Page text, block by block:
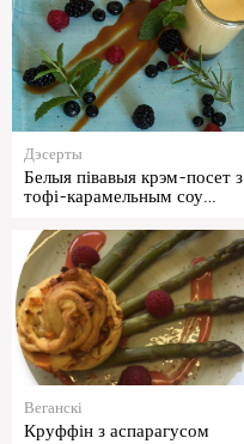
Дэсерты
Белыя півавыя крэм-посет з
тофі-карамельным соу…
Веганскі
Круффін з аспарагусом